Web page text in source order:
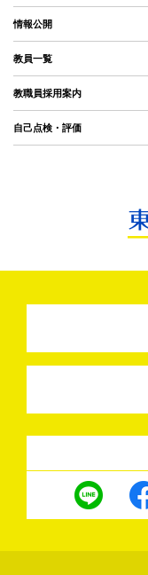
情報公開
教員一覧
教職員採用案内
自己点検・評価